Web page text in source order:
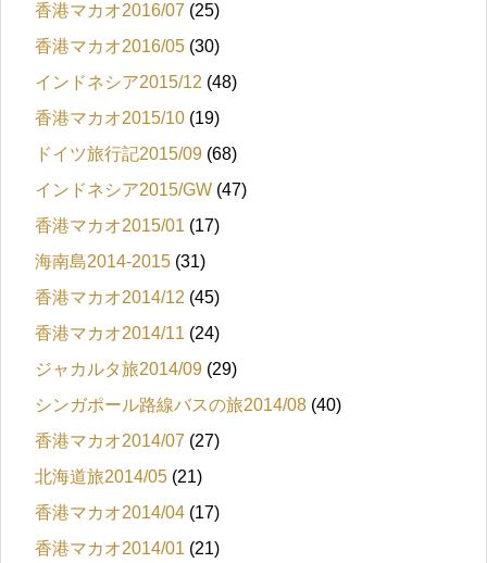
香港マカオ2016/07 (25)
香港マカオ2016/05 (30)
インドネシア2015/12 (48)
香港マカオ2015/10 (19)
ドイツ旅行記2015/09 (68)
インドネシア2015/GW (47)
香港マカオ2015/01 (17)
海南島2014-2015 (31)
香港マカオ2014/12 (45)
香港マカオ2014/11 (24)
ジャカルタ旅2014/09 (29)
シンガポール路線バスの旅2014/08 (40)
香港マカオ2014/07 (27)
北海道旅2014/05 (21)
香港マカオ2014/04 (17)
香港マカオ2014/01 (21)